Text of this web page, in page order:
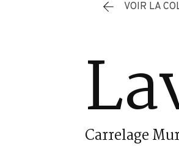
VOIR LA
Carrelage